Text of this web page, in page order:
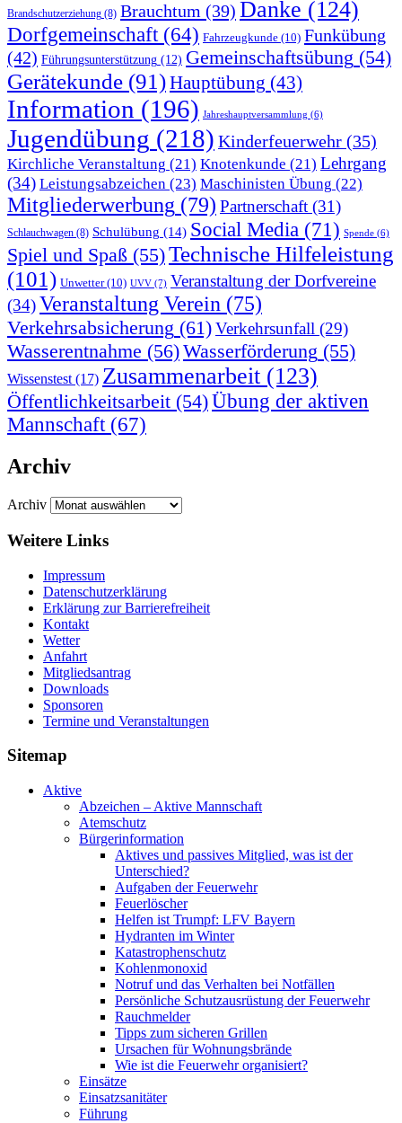
Brandschutzerziehung (8) Brauchtum (39) Danke (124)
Dorfgemeinschaft(64) Fahrzeugkunde (10) Funkübung
(42) Führungsunterstützung (12) Gemeinschaftsübung (54)
Gerätekunde (91)Hauptübung (43)
Information (196) Jahreshauptversammlung (6)
Jugendübung (218) Kinderfeuerwehr (35)
Kirchliche Veranstaltung (21) Knotenkunde (21) Lehrgang
(34) Leistungsabzeichen (23) Maschinisten Übung (22)
Mitgliederwerbung (79) Partnerschaft (31)
Schlauchwagen (8) Schulübung (14) Social Media (71) Spende (6)
Spiel und Spaß (55)Technische Hilfeleistung
(101) Unwetter(10) UVV (7) Veranstaltung der Dorfvereine
(34)Veranstaltung Verein (75)
Verkehrsabsicherung (61)Verkehrsunfall (29)
Wasserentnahme (56)Wasserförderung (55)
Wissenstest(17) Zusammenarbeit (123)
Öffentlichkeitsarbeit (54)Übung der aktiven
Mannschaft(67)
Archiv
Archiv
Weitere Links
Impressum
Datenschutzerklärung
Erklärung zur Barriere­frei­heit
Kontakt
Wetter
Anfahrt
Mitgliedsantrag
Downloads
Sponsoren
Termine und Veranstaltungen
Sitemap
Aktive
Abzeichen – Aktive Mannschaft
Atemschutz
Bürgerinformation
Aktives und passives Mitglied, was ist der
Unterschied?
Aufgaben der Feuerwehr
Feuerlöscher
Helfen ist Trumpf: LFV Bayern
Hydranten im Winter
Katastrophenschutz
Kohlenmonoxid
Notruf und das Verhalten bei Notfällen
Persönliche Schutzausrüstung der Feuerwehr
Rauchmelder
Tipps zum sicheren Grillen
Ursachen für Wohnungsbrände
Wie ist die Feuerwehr organisiert?
Einsätze
Einsatzsanitäter
Führung